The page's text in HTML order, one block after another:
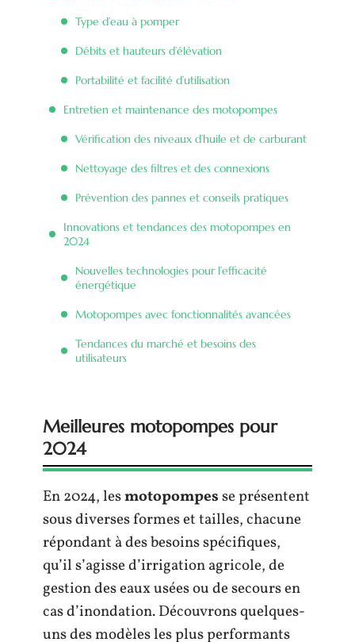
Type d’eau à pomper
Débits et hauteurs d’élévation
Portabilité et facilité d’utilisation
Entretien et maintenance des motopompes
Vérification des niveaux d’huile et de carburant
Nettoyage des filtres et des connexions
Prévention des pannes et conseils pratiques
Innovations et tendances des motopompes en
2024
Nouvelles technologies pour l’efficacité
énergétique
Motopompes avec fonctionnalités avancées
Tendances du marché et besoins des
utilisateurs
Meilleures motopompes pour
2024
En 2024, lesmotopompesse présentent
sous diverses formes et tailles, chacune
répondant à des besoins spécifiques,
qu’il s’agisse d’irrigation agricole, de
gestion des eaux usées ou de secours en
cas d’inondation. Découvrons quelques-
uns des modèles les plus performants